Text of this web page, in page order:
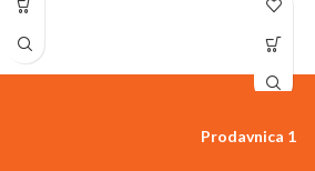
VODILICE:
LANAC:
7.9 kg
DUŽINA
Prodavnica 1